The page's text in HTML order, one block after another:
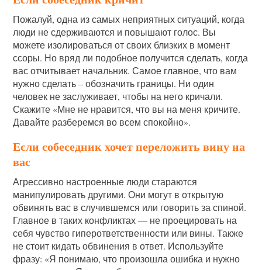
Пожалуй, одна из самых неприятных ситуаций, когда
люди не сдерживаются и повышают голос. Вы
можете изолироваться от своих близких в момент
ссоры. Но вряд ли подобное получится сделать, когда
вас отчитывает начальник. Самое главное, что вам
нужно сделать – обозначить границы. Ни один
человек не заслуживает, чтобы на него кричали.
Скажите «Мне не нравится, что вы на меня кричите.
Давайте разберемся во всем спокойно».
Если собеседник хочет переложить вину на
вас
Агрессивно настроенные люди стараются
манипулировать другими. Они могут в открытую
обвинять вас в случившемся или говорить за спиной.
Главное в таких конфликтах — не проецировать на
себя чувство гиперответственности или вины. Также
не стоит кидать обвинения в ответ. Используйте
фразу: «Я понимаю, что произошла ошибка и нужно